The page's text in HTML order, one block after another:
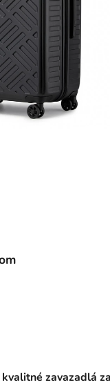
kvalitné zavazadlá